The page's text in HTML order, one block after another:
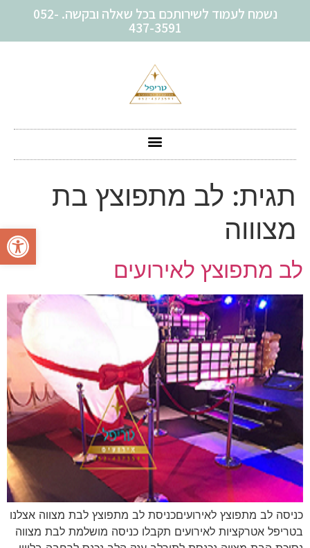
פתח
נשמח לעמוד לשירותכם בכל שאלה ובקשה. 052-
437-3591
תגית: לב מתפוצץ בת
מצוווה
לב מתפוצץ לאירועים
כניסה לב מתפוצץ לאירועיםכניסת לב מתפוצץ לבת מצווה אצלנו
בטריפל אטרקציות לאירועים תקבלו כניסה מושלמת לבת מצווה